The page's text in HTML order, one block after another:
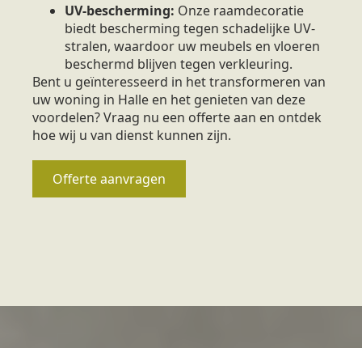
UV-bescherming: Onze raamdecoratie
biedt bescherming tegen schadelijke UV-
stralen, waardoor uw meubels en vloeren
beschermd blijven tegen verkleuring.
Bent u geïnteresseerd in het transformeren van
uw woning in Halle en het genieten van deze
voordelen? Vraag nu een offerte aan en ontdek
hoe wij u van dienst kunnen zijn.
Offerte aanvragen